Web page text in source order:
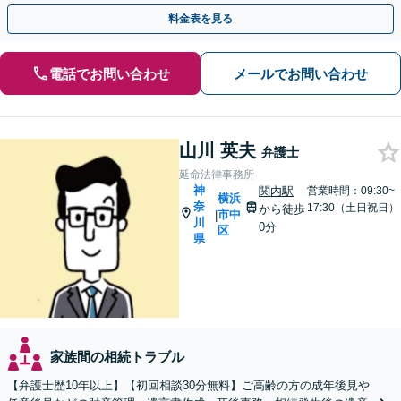
り】【子連れ相談可】【夜間/休日対応可】
料金表を見る
電話でお問い合わせ メールでお問い合わせ
山川 英夫 弁護士
延命法律事務所
神
奈
川
県
|
横浜
市中
区
関内駅
から徒歩
0分
営業時間：09:30~
17:30（土日祝日）
家族間の相続トラブル
【弁護士歴10年以上】【初回相談30分無料】ご高齢の方の成年後見や